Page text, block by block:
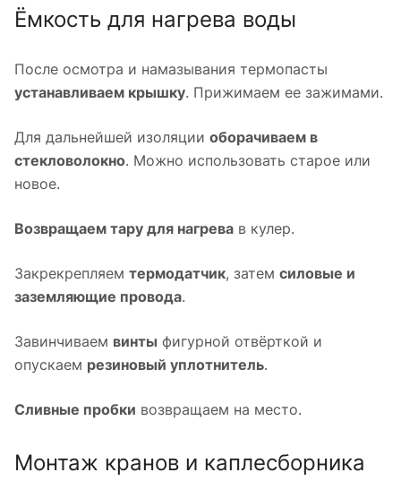
Ёмкость для нагрева воды
После осмотра и намазывания термопасты
устанавливаем крышку. Прижимаем ее зажимами.
Для дальнейшей изоляции оборачиваем в
стекловолокно. Можно использовать старое или
новое.
Возвращаем тару для нагрева в кулер.
Закрекрепляем термодатчик, затем силовые и
заземляющие провода.
Завинчиваем винты фигурной отвёрткой и
опускаем резиновый уплотнитель.
Сливные пробки возвращаем на место.
Монтаж кранов и каплесборника